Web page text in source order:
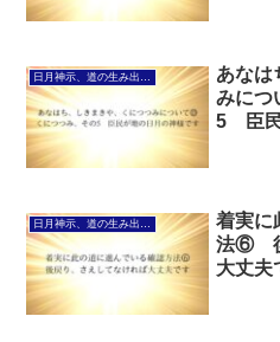
日月神示、道の生み出し方について
あなは
みに
5 臣民
着実に
法⑥ 後
大丈夫